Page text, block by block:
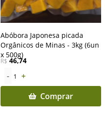
Abóbora Japonesa picada
Orgânicos de Minas - 3kg (6un
x 500g)
R$ 46,74
- 1
+
Comprar